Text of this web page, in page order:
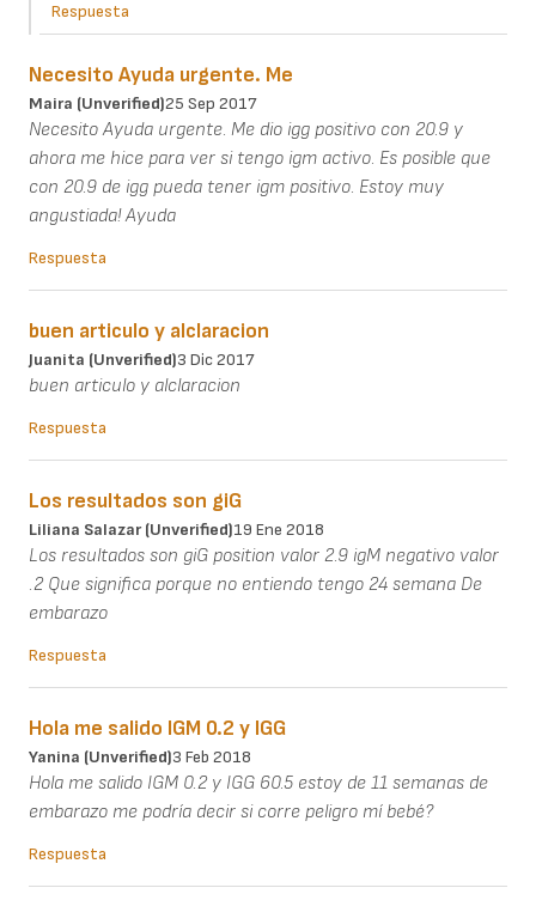
Respuesta
Necesito Ayuda urgente. Me
Maira (unverified)25 Sep 2017
Necesito Ayuda urgente. Me dio igg positivo con 20.9 y
ahora me hice para ver si tengo igm activo. Es posible que
con 20.9 de igg pueda tener igm positivo. Estoy muy
angustiada! Ayuda
Respuesta
buen articulo y alclaracion
Juanita (unverified)3 Dic 2017
buen articulo y alclaracion
Respuesta
Los resultados son giG
Liliana Salazar (unverified)19 Ene 2018
Los resultados son giG position valor 2.9 igM negativo valor
.2 Que significa porque no entiendo tengo 24 semana De
embarazo
Respuesta
Hola me salido IGM 0.2 y IGG
Yanina (unverified)3 Feb 2018
Hola me salido IGM 0.2 y IGG 60.5 estoy de 11 semanas de
embarazo me podría decir si corre peligro mí bebé?
Respuesta